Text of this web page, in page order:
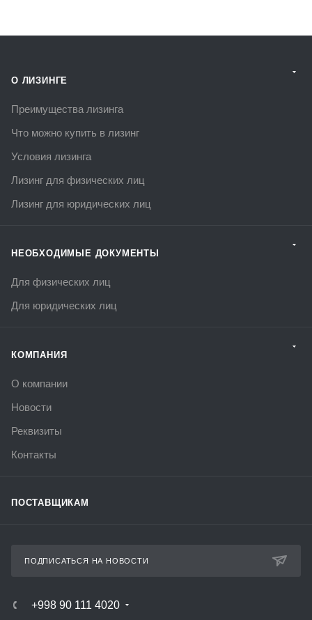
О ЛИЗИНГЕ
Преимущества лизинга
Что можно купить в лизинг
Условия лизинга
Лизинг для физических лиц
Лизинг для юридических лиц
НЕОБХОДИМЫЕ ДОКУМЕНТЫ
Для физических лиц
Для юридических лиц
КОМПАНИЯ
О компании
Новости
Реквизиты
Контакты
ПОСТАВЩИКАМ
ПОДПИСАТЬСЯ НА НОВОСТИ
+998 90 111 4020